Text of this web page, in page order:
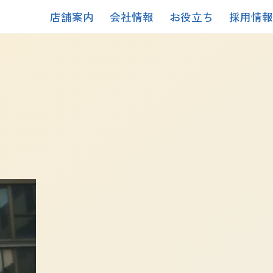
店舗案内 会社情報 お役立ち 採用情報